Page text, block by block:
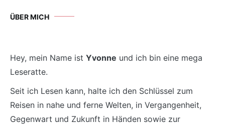
ÜBER MICH
Hey, mein Name ist Yvonne und ich bin eine mega
Leseratte.
Seit ich Lesen kann, halte ich den Schlüssel zum
Reisen in nahe und ferne Welten, in Vergangenheit,
Gegenwart und Zukunft in Händen sowie zur